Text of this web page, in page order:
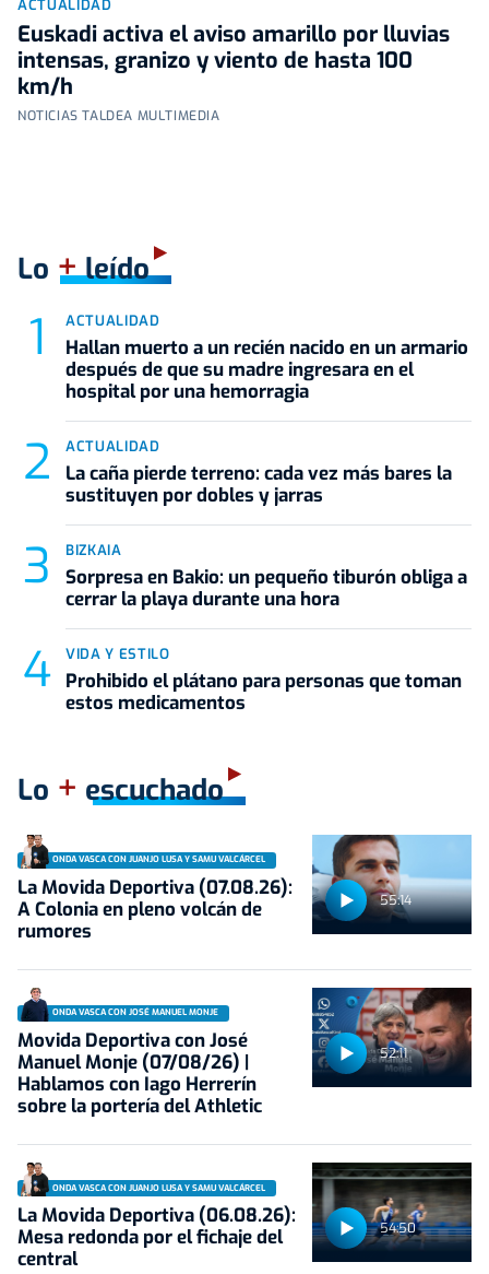
ACTUALIDAD
Euskadi activa el aviso amarillo por lluvias
intensas, granizo y viento de hasta 100
km/h
NOTICIAS TALDEA MULTIMEDIA
Lo +leído
ACTUALIDAD
Hallan muerto a un recién nacido en un armario
después de que su madre ingresara en el
hospital por una hemorragia
ACTUALIDAD
La caña pierde terreno: cada vez más bares la
sustituyen por dobles y jarras
BIZKAIA
Sorpresa en Bakio: un pequeño tiburón obliga a
cerrar la playa durante una hora
VIDA Y ESTILO
Prohibido el plátano para personas que toman
estos medicamentos
Lo + escuchado
55:14
ONDA VASCA CON JUANJO LUSA Y SAMU VALCÁRCEL
La Movida Deportiva (07.08.26):
A Colonia en pleno volcán de
rumores
52:11
ONDA VASCA CON JOSÉ MANUEL MONJE
Movida Deportiva con José
Manuel Monje (07/08/26) |
Hablamos con Iago Herrerín
sobre la portería del Athletic
54:50
ONDA VASCA CON JUANJO LUSA Y SAMU VALCÁRCEL
La Movida Deportiva (06.08.26):
Mesa redonda por el fichaje del
central